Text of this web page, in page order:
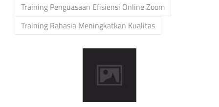
Training Penguasaan Efisiensi Online Zoom
Training Rahasia Meningkatkan Kualitas